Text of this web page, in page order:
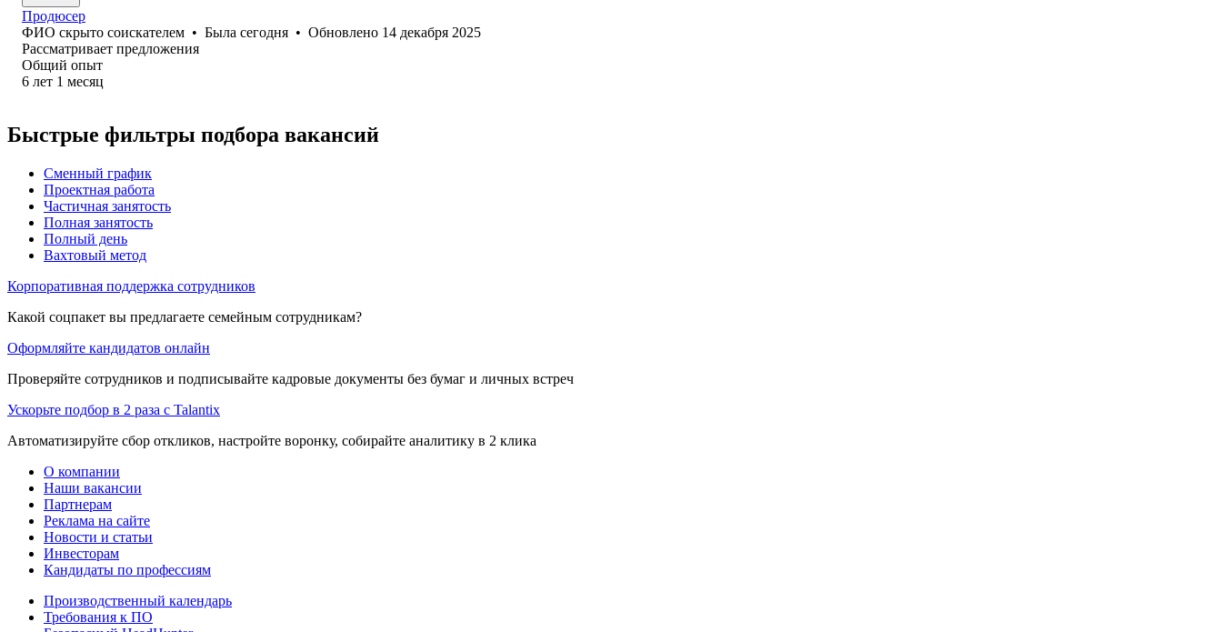
Продюсер
ФИО скрыто соискателем • Была сегодня • Обновлено 14 декабря 2025
Рассматривает предложения
Общий опыт
6 лет 1 месяц
Быстрые фильтры подбора вакансий
Сменный график
Проектная работа
Частичная занятость
Полная занятость
Полный день
Вахтовый метод
Корпоративная поддержка сотрудников
Какой соцпакет вы предлагаете семейным сотрудникам?
Оформляйте кандидатов онлайн
Проверяйте сотрудников и подписывайте кадровые документы без бумаг и личных встреч
Ускорьте подбор в 2 раза с Talantix
Автоматизируйте сбор откликов, настройте воронку, собирайте аналитику в 2 клика
О компании
Наши вакансии
Партнерам
Реклама на сайте
Новости и статьи
Инвесторам
Кандидаты по профессиям
Производственный календарь
Требования к ПО